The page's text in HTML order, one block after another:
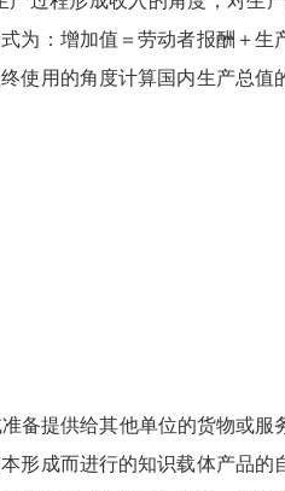
为：增加值＝劳动者报酬＋
使用的角度计算国内生产总
提供给其他单位的货物或服
形成而进行的知识载体产品